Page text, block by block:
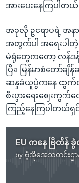
အားပေးနေကြပါတယ်
အခုလို ဥရောပရဲ့ အန
အတွက်ပါ အရေးပ
မဲရုံတွေကတော့ လန်ဒန်
ပြီး၊ မြန်မာစံတော်ခ
ဆန္ဒခံယူပွဲကနေ ထွ
စီးပွားရေးဈေးကွက်
ကြည့်နေကြပါတယ်ရှင်
by ဗွီအိုအေသတင်းဌာ
No